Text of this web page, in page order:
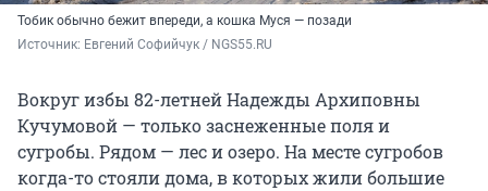
Тобик обычно бежит впереди, а кошка Муся — позади
Источник: Евгений Софийчук / NGS55.RU
Вокруг избы 82-летней Надежды Архиповны
Кучумовой — только заснеженные поля и
сугробы. Рядом — лес и озеро. На месте сугробов
когда-то стояли дома, в которых жили большие